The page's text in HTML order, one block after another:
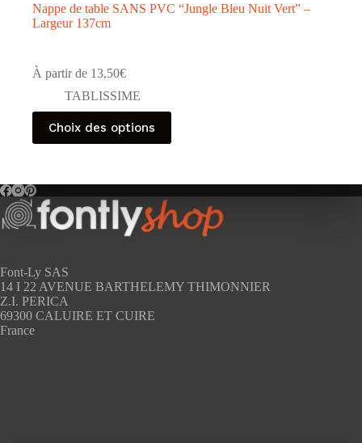
Nappe de table SANS PVC “Jungle Bleu Nuit Vert” –
Largeur 137cm
À partir de 13,50€
TABLISSIME
Choix des options
Ce
produit
a
Les
options
peuvent
être
la
page
du
produit
Font-Ly SAS
14 I 22 AVENUE BARTHELEMY THIMONNIER
Z.I. PERICA
69300 CALUIRE ET CUIRE
France